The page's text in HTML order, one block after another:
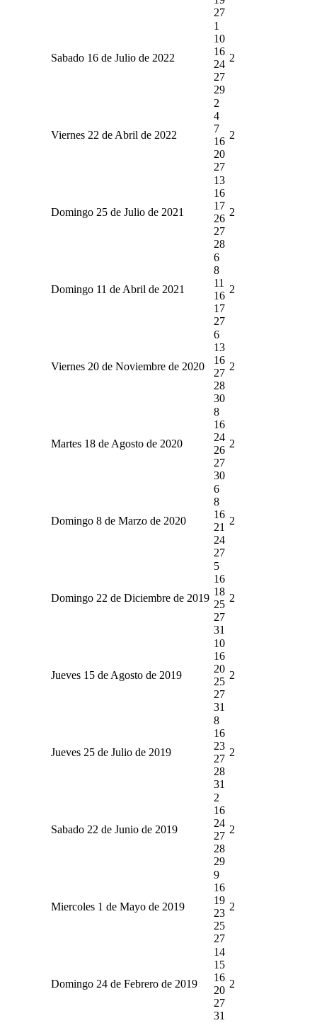
27
Sabado 16 de Julio de 2022
1
10
16
24
27
29
2
Viernes 22 de Abril de 2022
2
4
7
16
20
27
2
Domingo 25 de Julio de 2021
13
16
17
26
27
28
2
Domingo 11 de Abril de 2021
6
8
11
16
17
27
2
Viernes 20 de Noviembre de 2020
6
13
16
27
28
30
2
Martes 18 de Agosto de 2020
8
16
24
26
27
30
2
Domingo 8 de Marzo de 2020
6
8
16
21
24
27
2
Domingo 22 de Diciembre de 2019
5
16
18
25
27
31
2
Jueves 15 de Agosto de 2019
10
16
20
25
27
31
2
Jueves 25 de Julio de 2019
8
16
23
27
28
31
2
Sabado 22 de Junio de 2019
2
16
24
27
28
29
2
Miercoles 1 de Mayo de 2019
9
16
19
23
25
27
2
Domingo 24 de Febrero de 2019
14
15
16
20
27
31
2